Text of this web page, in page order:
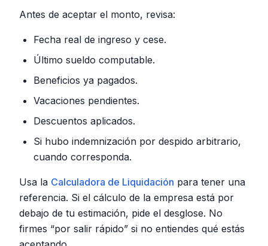
Antes de aceptar el monto, revisa:
Fecha real de ingreso y cese.
Último sueldo computable.
Beneficios ya pagados.
Vacaciones pendientes.
Descuentos aplicados.
Si hubo indemnización por despido arbitrario,
cuando corresponda.
Usa la Calculadora de Liquidación para tener una
referencia. Si el cálculo de la empresa está por
debajo de tu estimación, pide el desglose. No
firmes “por salir rápido” si no entiendes qué estás